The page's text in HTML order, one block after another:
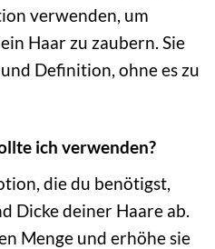
verwenden, um
Haar zu zaubern. Sie
Definition, ohne es zu
ich verwenden?
die du benötigst,
Dicke deiner Haare ab.
Menge und erhöhe sie